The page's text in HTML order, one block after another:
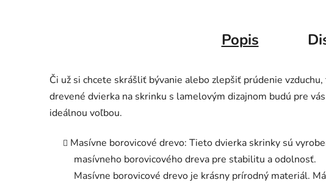
Popis
Či už si chcete skrášliť bývanie alebo zlepšiť prúdenie
drevené dvierka na skrinku s lamelovým dizajnom budú pre vás
ideálnou voľbou.
Masívne borovicové drevo: Tieto dvierka skrinky sú
masívneho borovicového dreva pre stabilitu a odolnosť.
Masívne borovicové drevo je krásny prírodný materiál. Má